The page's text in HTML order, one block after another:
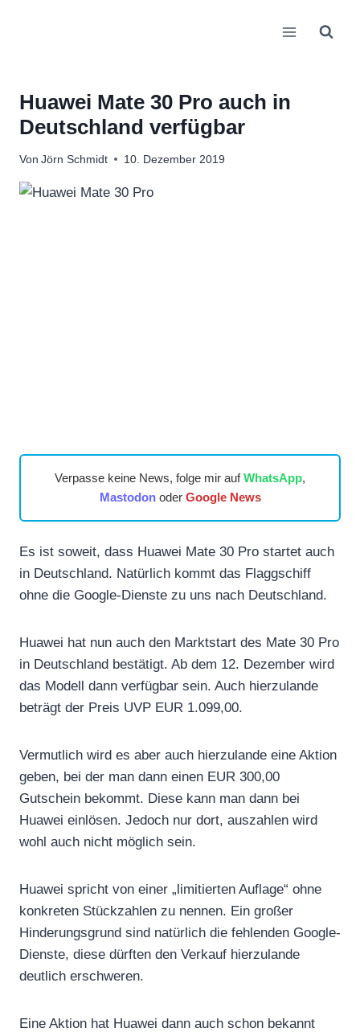
Huawei Mate 30 Pro auch in
Deutschland verfügbar
Von Jörn Schmidt 10. Dezember 2019
Verpasse keine News, folge mir aufWhatsApp,
Mastodonoder Google News
Es ist soweit, dass Huawei Mate 30 Pro startet auch
in Deutschland. Natürlich kommt das Flaggschiff
ohne die Google-Dienste zu uns nach Deutschland.
Huawei hat nun auch den Marktstart des Mate 30 Pro
in Deutschland bestätigt. Ab dem 12. Dezember wird
das Modell dann verfügbar sein. Auch hierzulande
beträgt der Preis UVP EUR 1.099,00.
Vermutlich wird es aber auch hierzulande eine Aktion
geben, bei der man dann einen EUR 300,00
Gutschein bekommt. Diese kann man dann bei
Huawei einlösen. Jedoch nur dort, auszahlen wird
wohl auch nicht möglich sein.
Huawei spricht von einer „limitierten Auflage“ ohne
konkreten Stückzahlen zu nennen. Ein großer
Hinderungsgrund sind natürlich die fehlenden Google-
Dienste, diese dürften den Verkauf hierzulande
deutlich erschweren.
Eine Aktion hat Huawei dann auch schon bekannt